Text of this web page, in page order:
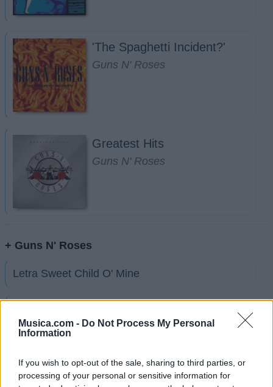
Musica.com - Do Not Process My Personal
Information
If you wish to opt-out of the sale, sharing to third parties, or
processing of your personal or sensitive information for
'The Spaghetti Incident?'
Guns N' Roses
Greatest Hits
Guns N' Roses
+ Guns N' Roses
Letra Sweet Child O' Mine
Letra November Rain